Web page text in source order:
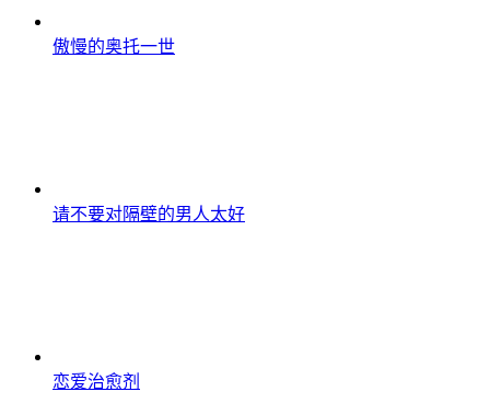
傲慢的奥托一世
请不要对隔壁的男人太好
恋爱治愈剂